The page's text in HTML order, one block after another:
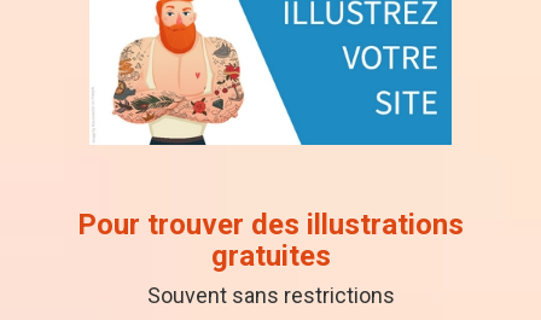
Pour trouver des illustrations
gratuites
Souvent sans restrictions